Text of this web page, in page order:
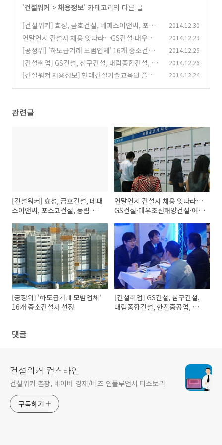
'건설워커 > 채용정보' 카테고리의 다른 글
[건설워커] 효성, 금호건설, 네패스이앤씨, 포스
코건설, 동림건설 구인, 현대건설 기업대학과정
교육생 모집
(0)
2014.12.30
연말연시 건설사 채용 잇따라…GS건설·대우조
선해양건설·에이스건설 등
(0)
2014.12.29
[공정위] '하도급거래 모범업체' 16개 중소건설
사 선정 (0)
2014.12.26
[건설취업] GS건설, 삼구건설, 대림종합건설, 한
진중공업, 효성, 동림건설 채용정보
(0)
2014.12.26
[건설워커 채용정보] 현대건설기술교육원 플랜
2014.12.24
관련글
[건설워커] 효성, 금호건설, 네패
스이앤씨, 포스코건설, 동림건설
육생 모집
연말연시 건설사 채용 잇따라…
GS건설·대우조선해양건설·에
[공정위] '하도급거래 모범업체'
16개 중소건설사 선정
[건설취업] GS건설, 삼구건설,
대림종합건설, 한진중공업, 효
댓글
건설워커 컨스라인
건설워커 촌장, 네이버 경제/비즈 인플루언서 티스토리
구독하기